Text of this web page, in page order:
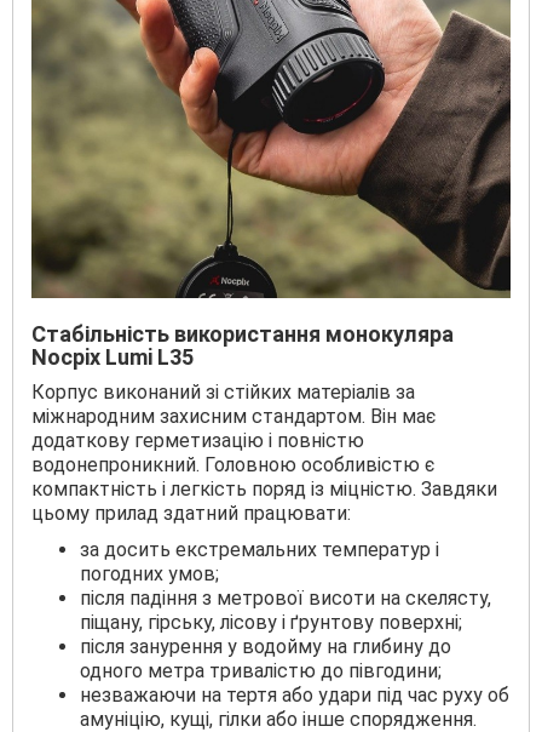
Стабільність використання монокуляра
Nocpix Lumi L35
Корпус виконаний зі стійких матеріалів за
міжнародним захисним стандартом. Він має
додаткову герметизацію і повністю
водонепроникний. Головною особливістю є
компактність і легкість поряд із міцністю. Завдяки
цьому прилад здатний працювати:
за досить екстремальних температур і
погодних умов;
після падіння з метрової висоти на скелясту,
піщану, гірську, лісову і ґрунтову поверхні;
після занурення у водойму на глибину до
одного метра тривалістю до півгодини;
незважаючи на тертя або удари під час руху об
амуніцію, кущі, гілки або інше спорядження.